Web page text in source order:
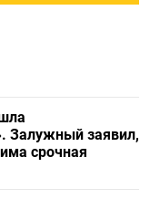
Залужный заявил,
срочная